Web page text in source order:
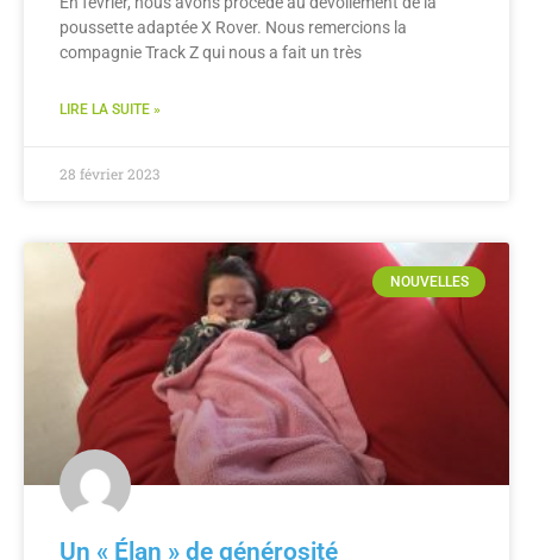
poussette adaptée X Rover. Nous remercions la
compagnie Track Z qui nous a fait un très
LIRE LA SUITE »
28 février 2023
NOUVELLES
Un « Élan » de générosité